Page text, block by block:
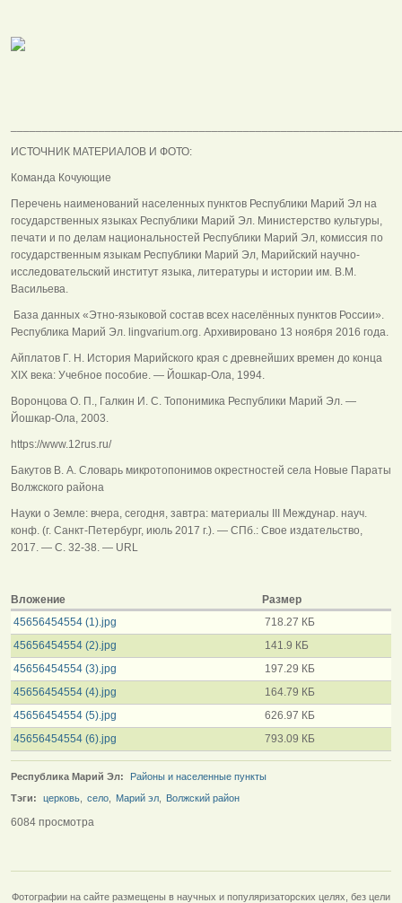
ИСТОЧНИК МАТЕРИАЛОВ И ФОТО:
Команда Кочующие
Перечень наименований населенных пунктов Республики Марий Эл на
государственных языках Республики Марий Эл. Министерство культуры,
печати и по делам национальностей Республики Марий Эл, комиссия по
государственным языкам Республики Марий Эл, Марийский научно-
исследовательский институт языка, литературы и истории им. В.М.
Васильева.
База данных «Этно-языковой состав всех населённых пунктов России».
Республика Марий Эл. lingvarium.org. Архивировано 13 ноября 2016 года.
Айплатов Г. Н. История Марийского края с древнейших времен до конца
XIX века: Учебное пособие. — Йошкар-Ола, 1994.
Воронцова О. П., Галкин И. С. Топонимика Республики Марий Эл. —
Йошкар-Ола, 2003.
https://www.12rus.ru/
Бакутов В. А. Словарь микротопонимов окрестностей села Новые Параты
Волжского района
Науки о Земле: вчера, сегодня, завтра: материалы III Междунар. науч.
конф. (г. Санкт-Петербург, июль 2017 г.). — СПб.: Свое издательство,
2017. — С. 32-38. — URL
Вложение
Размер
45656454554 (1).jpg
718.27 КБ
45656454554 (2).jpg
141.9 КБ
45656454554 (3).jpg
197.29 КБ
45656454554 (4).jpg
164.79 КБ
45656454554 (5).jpg
626.97 КБ
45656454554 (6).jpg
793.09 КБ
Республика Марий Эл:
Районы и населенные пункты
Тэги:
церковь село Марий эл Волжский район
6084 просмотра
Фотографии на сайте размещены в научных и популяризаторских целях, без цели